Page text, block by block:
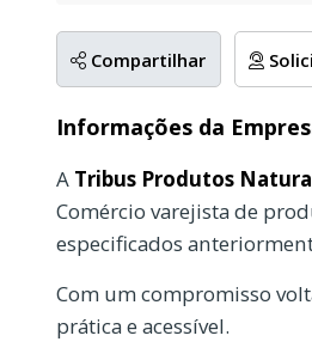
Compartilhar
Informações da
A Tribus Produtos
Comércio varejista de
especificados
Com um compromisso
prática e acessível.